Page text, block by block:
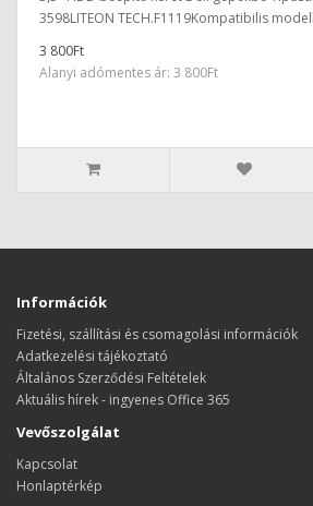
3598LITEON TECH.F1119Kompatibilis
3 800Ft
Alanyi adómentes ár: 3 800Ft
Információk
Fizetési, szállítási és csomagolási információk
Adatkezelési tájékoztató
Általános Szerződési Feltételek
Aktuális hírek - ingyenes Office 365
Vevőszolgálat
Kapcsolat
Honlaptérkép